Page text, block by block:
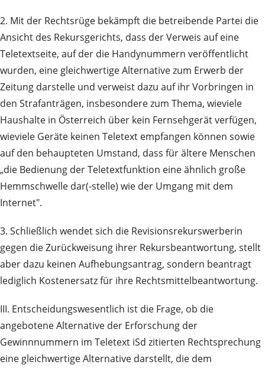
2. Mit der Rechtsrüge bekämpft die betreibende Partei die
Ansicht des Rekursgerichts, dass der Verweis auf eine
Teletextseite, auf der die Handynummern veröffentlicht
wurden, eine gleichwertige Alternative zum Erwerb der
Zeitung darstelle und verweist dazu auf ihr Vorbringen in
den Strafanträgen, insbesondere zum Thema, wieviele
Haushalte in Österreich über kein Fernsehgerät verfügen,
wieviele Geräte keinen Teletext empfangen können sowie
auf den behaupteten Umstand, dass für ältere Menschen
„die Bedienung der Teletextfunktion eine ähnlich große
Hemmschwelle dar(-stelle) wie der Umgang mit dem
Internet".
3. Schließlich wendet sich die Revisionsrekurswerberin
gegen die Zurückweisung ihrer Rekursbeantwortung, stellt
aber dazu keinen Aufhebungsantrag, sondern beantragt
lediglich Kostenersatz für ihre Rechtsmittelbeantwortung.
III. Entscheidungswesentlich ist die Frage, ob die
angebotene Alternative der Erforschung der
Gewinnnummern im Teletext iSd zitierten Rechtsprechung
eine gleichwertige Alternative darstellt, die dem